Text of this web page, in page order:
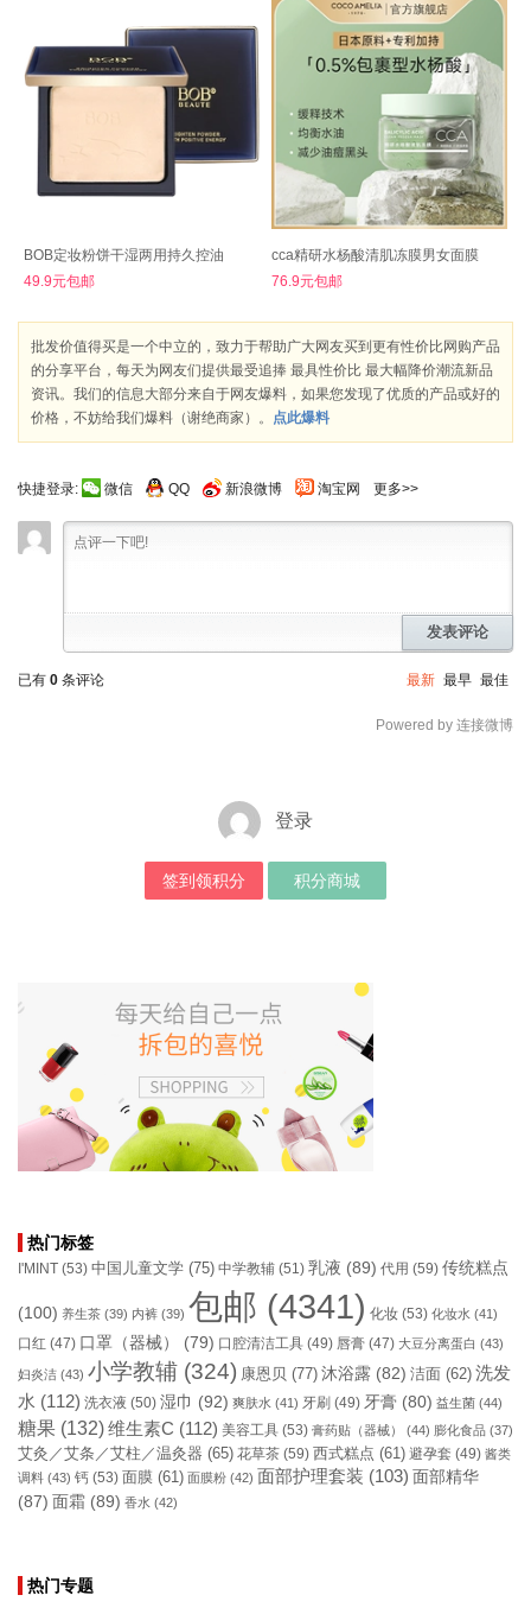
BOB定妆粉饼干湿两用持久控油
49.9元包邮
cca精研水杨酸清肌冻膜男女面膜
76.9元包邮
批发价值得买是一个中立的，致力于帮助广大网友买到更有性价比网购产品
的分享平台，每天为网友们提供最受追捧 最具性价比 最大幅降价潮流新品
资讯。我们的信息大部分来自于网友爆料，如果您发现了优质的产品或好的
价格，不妨给我们爆料（谢绝商家）。 点此爆料
快捷登录: 微信 QQ 新浪微博 淘宝网 更多>>
发表评论
已有 0 条评论 最新 最早 最佳
Powered by 连接微博
登录
签到领积分 积分商城
热门标签
I'MINT (53) 中国儿童文学 (75) 中学教辅 (51) 乳液 (89) 代用 (59) 传统糕点
(100) 养生茶 (39) 内裤 (39) 包邮 (4341) 化妆 (53) 化妆水 (41)
口红 (47) 口罩（器械） (79) 口腔清洁工具 (49) 唇膏 (47) 大豆分离蛋白 (43)
妇炎洁 (43) 小学教辅 (324) 康恩贝 (77) 沐浴露 (82) 洁面 (62) 洗发
水 (112) 洗衣液 (50) 湿巾 (92) 爽肤水 (41) 牙刷 (49) 牙膏 (80) 益生菌 (44)
糖果 (132)维生素C (112) 美容工具 (53) 膏药贴（器械） (44) 膨化食品 (37)
艾灸／艾条／艾柱／温灸器 (65) 花草茶 (59) 西式糕点 (61) 避孕套 (49) 酱类
调料 (43) 钙 (53) 面膜 (61) 面膜粉 (42) 面部护理套装 (103) 面部精华
(87) 面霜 (89) 香水 (42)
热门专题